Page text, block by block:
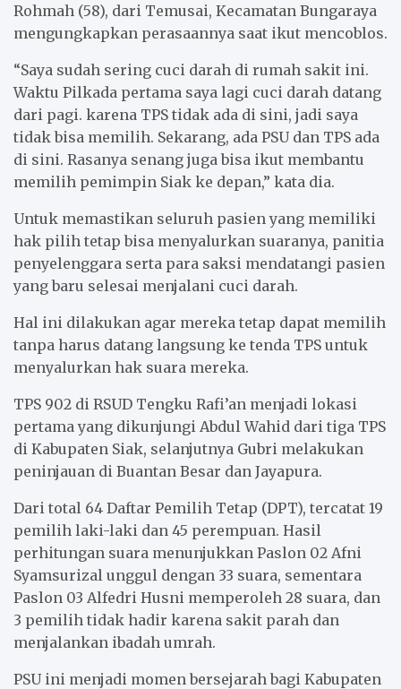
Rohmah (58), dari Temusai, Kecamatan Bungaraya
mengungkapkan perasaannya saat ikut mencoblos.
“Saya sudah sering cuci darah di rumah sakit ini.
Waktu Pilkada pertama saya lagi cuci darah datang
dari pagi. karena TPS tidak ada di sini, jadi saya
tidak bisa memilih. Sekarang, ada PSU dan TPS ada
di sini. Rasanya senang juga bisa ikut membantu
memilih pemimpin Siak ke depan,” kata dia.
Untuk memastikan seluruh pasien yang memiliki
hak pilih tetap bisa menyalurkan suaranya, panitia
penyelenggara serta para saksi mendatangi pasien
yang baru selesai menjalani cuci darah.
Hal ini dilakukan agar mereka tetap dapat memilih
tanpa harus datang langsung ke tenda TPS untuk
menyalurkan hak suara mereka.
TPS 902 di RSUD Tengku Rafi’an menjadi lokasi
pertama yang dikunjungi Abdul Wahid dari tiga TPS
di Kabupaten Siak, selanjutnya Gubri melakukan
peninjauan di Buantan Besar dan Jayapura.
Dari total 64 Daftar Pemilih Tetap (DPT), tercatat 19
pemilih laki-laki dan 45 perempuan. Hasil
perhitungan suara menunjukkan Paslon 02 Afni
Syamsurizal unggul dengan 33 suara, sementara
Paslon 03 Alfedri Husni memperoleh 28 suara, dan
3 pemilih tidak hadir karena sakit parah dan
menjalankan ibadah umrah.
PSU ini menjadi momen bersejarah bagi Kabupaten